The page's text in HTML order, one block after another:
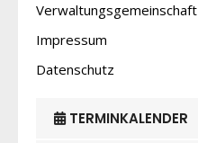
Verwaltungsgemeinschaft
Impressum
Datenschutz
TERMINKALENDER